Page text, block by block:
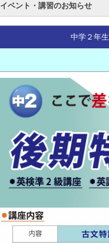
イベント・講習のお知らせ
中学２年生